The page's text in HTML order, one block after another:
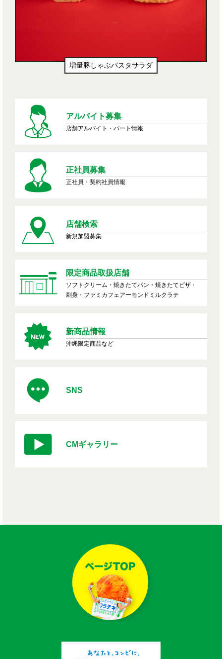
増量豚しゃぶパスタサラダ
アルバイト募集
店舗アルバイト・パート情報
正社員募集
正社員・契約社員情報
店舗検索
新規加盟募集
限定商品取扱店舗
ソフトクリーム・焼きたてパン・焼きたてピザ・
刺身・ファミカフェアーモンドミルクラテ
新商品情報
沖縄限定商品など
SNS
CMギャラリー